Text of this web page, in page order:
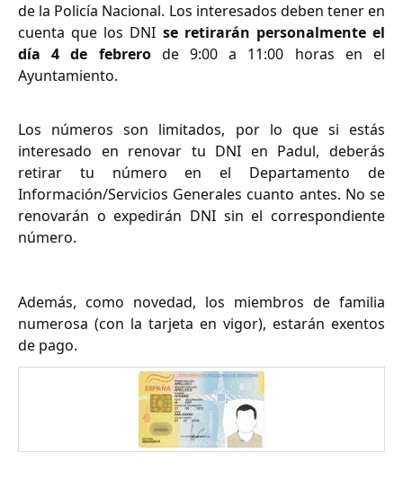
de la Policía Nacional. Los interesados deben tener en
cuenta que los DNI se retirarán personalmente el
día 4 de febrerode 9:00 a 11:00 horas en el
Ayuntamiento.
Los números son limitados, por lo que si estás
interesado en renovar tu DNI en Padul, deberás
retirar tu número en el Departamento de
Información/Servicios Generales cuanto antes. No se
renovarán o expedirán DNI sin el correspondiente
número.
Además, como novedad, los miembros de familia
numerosa (con la tarjeta en vigor), estarán exentos
de pago.